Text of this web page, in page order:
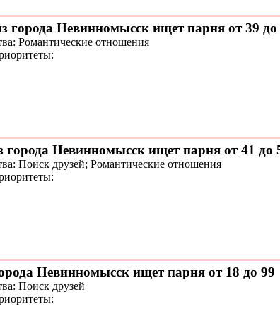
города Невинномысск ищет парня от 39 до
Романтические отношения
города Невинномысск ищет парня от 41 до
Поиск друзей; Романтические отношения
Невинномысск ищет парня от 18 до 99
Поиск друзей